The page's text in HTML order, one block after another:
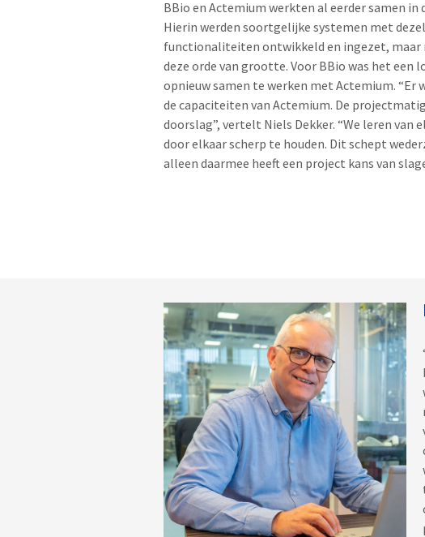
BBio en Actemium werkten al eerder samen in
Hierin werden soortgelijke systemen met
functionaliteiten ontwikkeld en ingezet, maar
deze orde van grootte. Voor BBio was het een
opnieuw samen te werken met Actemium. “Er
de capaciteiten van Actemium. De
doorslag”, vertelt Niels Dekker. “We leren van
door elkaar scherp te houden. Dit schept
alleen daarmee heeft een project kans van